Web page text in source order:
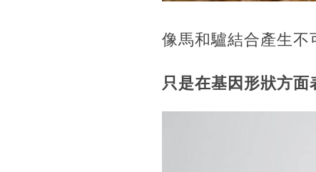
像馬和驢結合產生不
只是在基因形狀方面